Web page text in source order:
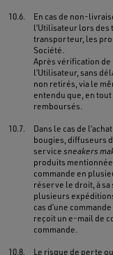
10.6.
En cas de non-
l’Utilisateur lors
transporteur, les
Société.
Après vérification
l’Utilisateur, sans
non retirés, via le
entendu que, en
remboursés.
10.7.
Dans le cas de
bougies, diffuseurs
servicesneakers
produits mentionnée
commande en
réserve le droit, à
plusieurs
cas d’une
reçoit un e-mail de
commande.
10.8. Le risque de perte